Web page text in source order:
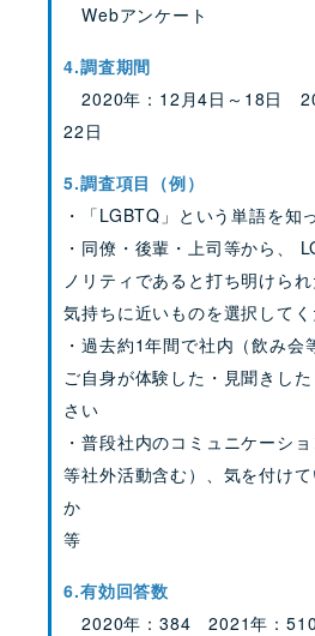
Webアンケート
4.調査期間
2020年：12月4日～18日
22日
5.調査項目（例）
・「LGBTQ」という単語を知
・同僚・後輩・上司等から、
ノリティであると打ち明けら
気持ちに近いものを選択して
・過去約1年間で社内（飲み会
ご自身が体験した・見聞きし
さい
・普段社内のコミュニケーシ
等社外活動含む）、気を付け
か
等
6.有効回答数
2020年：384 2021年：510